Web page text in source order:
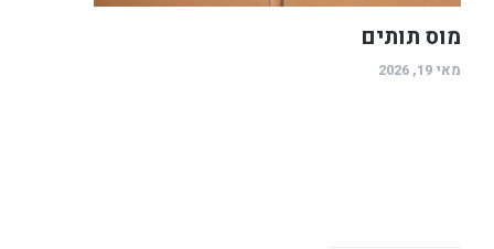
מוס תותים
מאי 19, 2026